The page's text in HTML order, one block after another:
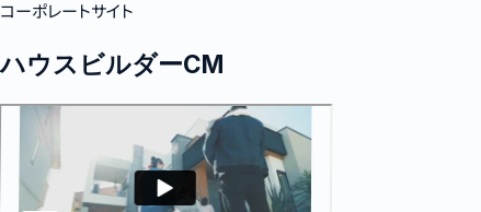
コーポレートサイト
ハウスビルダーCM